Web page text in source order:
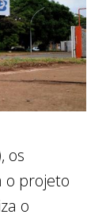
os
o projeto
o